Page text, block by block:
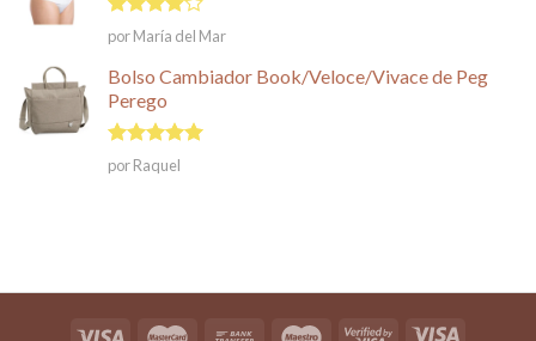
Valorado
en
5
por María del Mar
Bolso Cambiador Book/Veloce/Vivace de Peg
Perego
Valorado en
5
de 5
por Raquel